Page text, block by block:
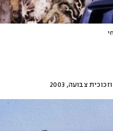
צבועה,
2003